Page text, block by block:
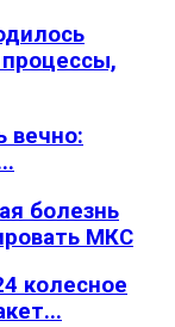
вечно:
болезнь
МКС
колесное